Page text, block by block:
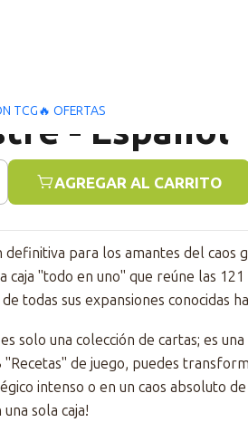
TCG🔥 OFERTASKittens
- Español
AGREGAR AL CARRITO
definitiva para los amantes del caos
caja "todo en uno" que reúne las
todas sus expansiones conocidas
solo una colección de cartas; es
"Recetas" de juego, puedes
intenso o en un caos absoluto
sola caja!